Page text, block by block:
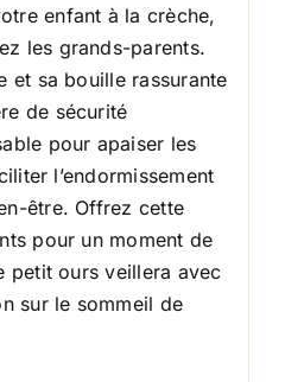
enfant à la crèche,
les grands-parents.
et sa bouille rassurante
de sécurité
pour apaiser les
l’endormissement
être. Offrez cette
pour un moment de
petit ours veillera avec
sur le sommeil de